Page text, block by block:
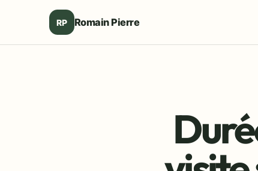
RP Romain Pierre